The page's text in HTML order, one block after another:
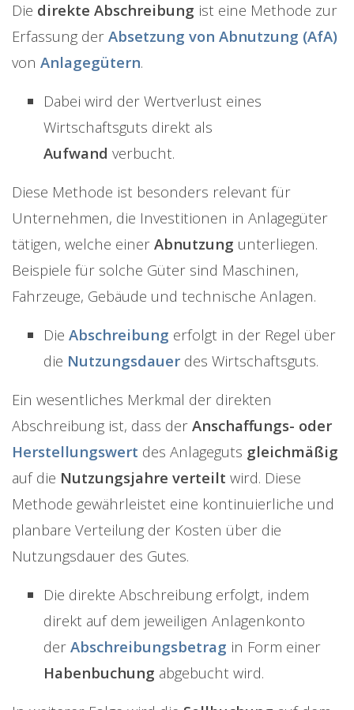
Die direkte Abschreibung ist eine Methode zur
Erfassung der Absetzung von Abnutzung (AfA)
von Anlagegütern.
Dabei wird der Wertverlust eines
Wirtschaftsguts direkt als
Aufwand verbucht.
Diese Methode ist besonders relevant für
Unternehmen, die Investitionen in Anlagegüter
tätigen, welche einer Abnutzung unterliegen.
Beispiele für solche Güter sind Maschinen,
Fahrzeuge, Gebäude und technische Anlagen.
Die Abschreibung erfolgt in der Regel über
die Nutzungsdauer des Wirtschaftsguts.
Ein wesentliches Merkmal der direkten
Abschreibung ist, dass der Anschaffungs- oder
Herstellungswert des Anlageguts gleichmäßig
auf die Nutzungsjahre verteilt wird. Diese
Methode gewährleistet eine kontinuierliche und
planbare Verteilung der Kosten über die
Nutzungsdauer des Gutes.
Die direkte Abschreibung erfolgt, indem
direkt auf dem jeweiligen Anlagenkonto
der Abschreibungsbetrag in Form einer
Habenbuchung abgebucht wird.